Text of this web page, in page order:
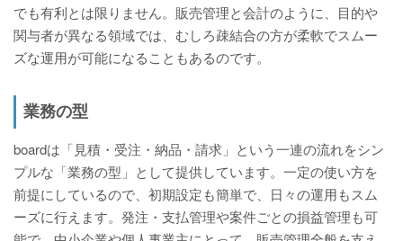
でも有利とは限りません。販売管理と会計のように、目的や
関与者が異なる領域では、むしろ疎結合の方が柔軟でスムー
ズな運用が可能になることもあるのです。
業務の型
boardは「見積・受注・納品・請求」という一連の流れをシン
プルな「業務の型」として提供しています。一定の使い方を
前提にしているので、初期設定も簡単で、日々の運用もスム
ーズに行えます。発注・支払管理や案件ごとの損益管理も可